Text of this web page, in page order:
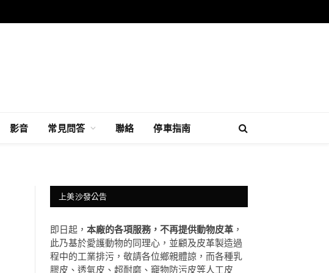
影音 常見問答 聯絡 停車指南
上美沙發公告
即日起， 本廠的各項服務，不再提供動物皮革 ，
此乃基於愛護動物的同理心，並顧及皮革製造過
程中的工業排污，敬請各位鄉親體諒，而各種乳
膠皮、透氣皮、超耐磨、竉物防污皮等人工皮